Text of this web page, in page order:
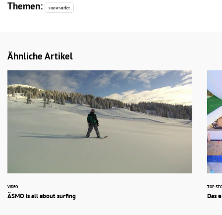
Themen: snowsurfer
Ähnliche Artikel
VIDEO
ÄSMO is all about surfing
TOP
Das